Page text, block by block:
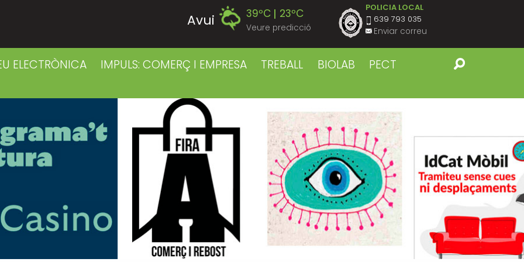
Avui 39ºC 23ºC
Veure predicció
Diumenge 39ºC 22ºC
Dimarts 39ºC 22ºC
Dimecres 41ºC 23ºC
Dijous 42ºC 22ºC
Divendres 40ºC 23ºC
POLICIA LOCAL
639 793 035
Enviar correu
ELECTRÒNICA IMPULS: COMERÇ I EMPRESA TREBALL BIOLAB
PECT